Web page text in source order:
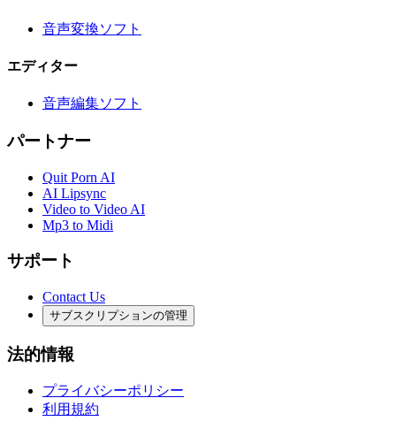
音声変換ソフト
エディター
音声編集ソフト
パートナー
Quit Porn AI
AI Lipsync
Video to Video AI
Mp3 to Midi
サポート
Contact Us
サブスクリプションの管理
法的情報
プライバシーポリシー
利用規約